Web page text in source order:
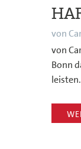
von
von
Bonn